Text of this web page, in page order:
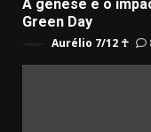
A gênese e o
Green Day
Aurélio 7/12 ☥